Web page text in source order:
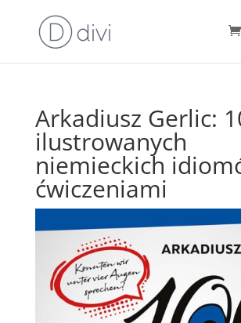
Arkadiusz Gerlic:
ilustrowanych
niemieckich
ćwiczeniami